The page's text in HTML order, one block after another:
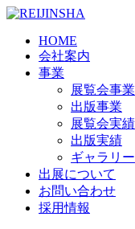
HOME
会社案内
事業
展覧会事業
出版事業
展覧会実績
出版実績
ギャラリー
出展について
お問い合わせ
採用情報